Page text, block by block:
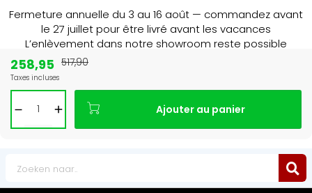
Fermeture annuelle du 3 au 16 août — commandez avant
le 27 juillet pour être livré avant les vacances
L’enlèvement dans notre showroom reste possible
258,95
Taxes incluses
517,90
Ajouter au panier